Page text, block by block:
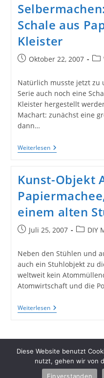
Schale aus
Kleister
BeitragOktober 22, 2007
Natürlich musste jetzt zu
Serie auch noch eine
Kleister hergestellt
Machart: zunächst eine
dann…
WeiterlesenSelbermachen:
Die
Aus
Papier,
Draht
Und
Kleister
Kunst-Objekt
einem alten
BeitragJuli 25, 2007 DIY
Neben den Stühlen und
auch ein Stuhlobjekt zu
weltweit kein
Atomwirtschaft und die
WeiterlesenKunst-
Objekt
Papiermachee,
Draht
Und
Einem
Alten
Diese Website benutzt
nutzt, gehen wir von
Einverstanden